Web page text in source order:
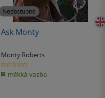
Nedostupné
Ask Monty
Monty Roberts
0.0
z
5
hvězdiček
měkká vazba